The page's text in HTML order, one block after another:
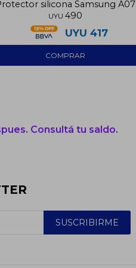
silicona Samsung A07
verde agua
UYU 490
UYU 417
Consultá tu saldo.
SUSCRIBIRME